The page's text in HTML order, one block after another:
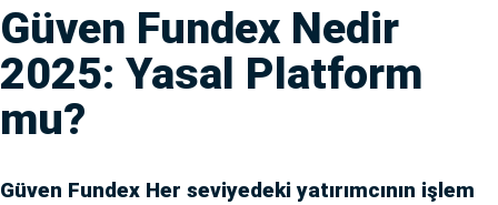
Güven Fundex Nedir
2025: Yasal Platform
mu?
Güven Fundex Her seviyedeki yatırımcının işlem